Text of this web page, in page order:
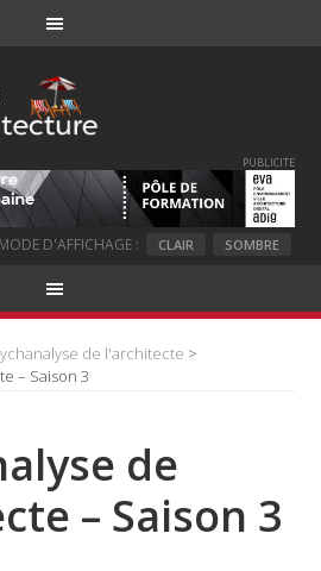
PUBLICITE
MODE D'AFFICHAGE : CLAIR SOMBRE
de l'architecte >
– Saison 3
de
– Saison 3